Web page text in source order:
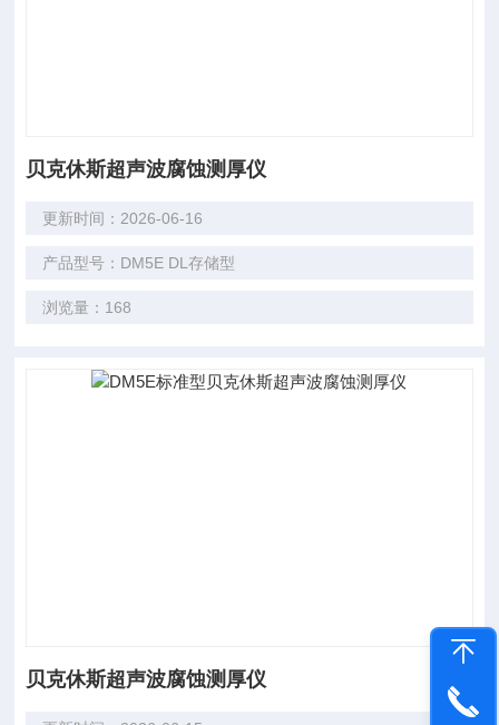
贝克休斯超声波腐蚀测厚仪
更新时间：2026-06-16
产品型号：DM5E DL存储型
浏览量：168
贝克休斯超声波腐蚀测厚仪